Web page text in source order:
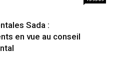
Sada :
en vue au conseil